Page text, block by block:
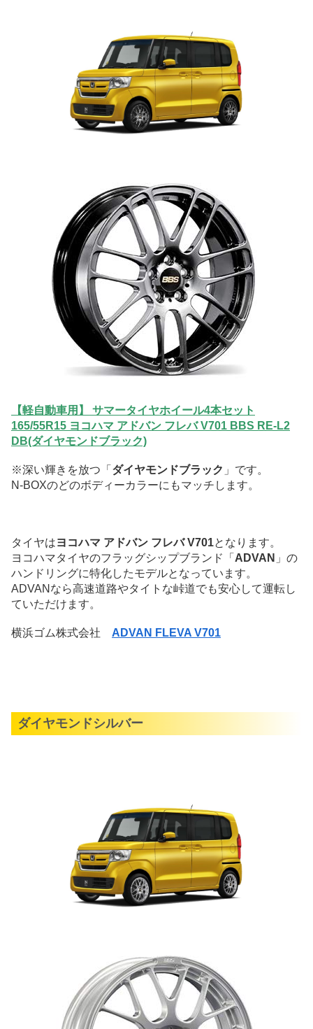
【軽自動車用】 サマータイヤホイール4本セット
165/55R15 ヨコハマ アドバン フレバ V701 BBS RE-L2
DB(ダイヤモンドブラック)
※深い輝きを放つ「 ダイヤモンドブラック 」です。
N-BOXのどのボディーカラーにもマッチします。
タイヤはヨコハマ アドバン フレバ V701となります。
ヨコハマタイヤのフラッグシップブランド「 ADVAN 」の
ハンドリングに特化したモデルとなっています。
ADVANなら高速道路やタイトな峠道でも安心して運転し
ていただけます。
横浜ゴム株式会社 ADVAN FLEVA V701
ダイヤモンドシルバー